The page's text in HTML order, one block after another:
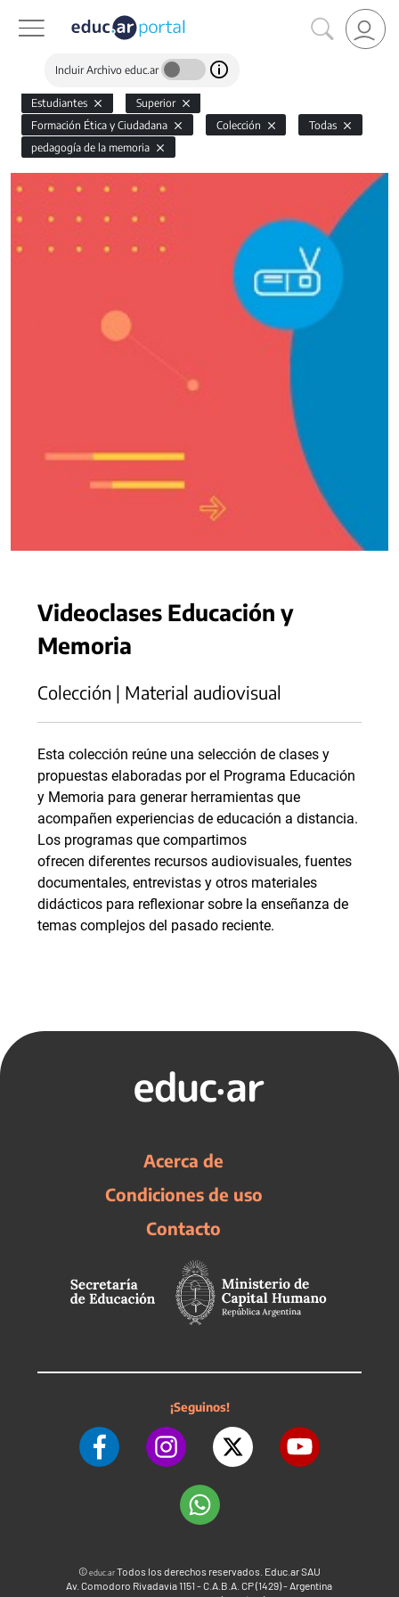
Incluir Archivo educ.ar
Estudiantes
Superior
Formación Ética y Ciudadana
Colección
Todas
pedagogía de la memoria
Videoclases Educación y
Memoria
Colección | Material audiovisual
Esta colección reúne una selección de clases y
propuestas elaboradas por el Programa Educación
y Memoria para generar herramientas que
acompañen experiencias de educación a distancia.
Los programas que compartimos
ofrecen diferentes recursos audiovisuales, fuentes
documentales, entrevistas y otros materiales
didácticos para reflexionar sobre la enseñanza de
temas complejos del pasado reciente.
Acerca de
Condiciones de uso
Contacto
¡Seguinos!
©educ.arTodos los derechos reservados. Educ.ar SAU
Av. Comodoro Rivadavia 1151 - C.A.B.A. CP (1429) - Argentina